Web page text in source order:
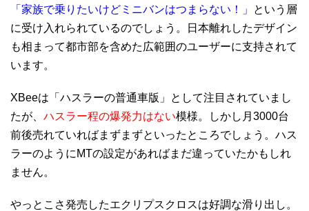
「家族で乗りたいけどミニバンはつまらない！」
という層
に受け入れられているのでしょう。日本離れしたデザイン
も相まって都市部を含めた広範囲のユーザーに支持されて
います。
XBeeは「ハスラーの普通車版」として注目されていまし
たが、 ハスラー程の爆発力はない模様。しかし月3000台
前後売れていればまずまずといったところでしょう。ハス
ラーのようにMTの設定があればまだ違っていたかもしれ
ません。
やっとこさ発売したエクリプスクロスは好調な滑り出し。